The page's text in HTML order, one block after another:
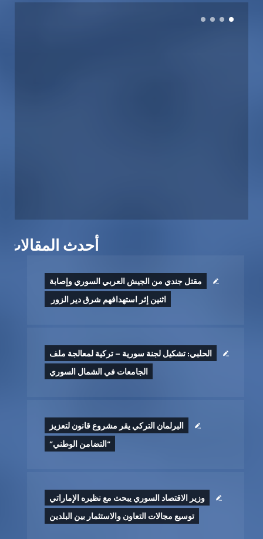
أحدث المقالات
مقتل جندي من الجيش العربي السوري وإصابة
اثنين إثر ‏استهدافهم شرق دير الزور ‏
الحلبي: تشكيل لجنة سورية – تركية لمعالجة ملف
الجامعات في الشمال السوري
البرلمان التركي يقر مشروع قانون لتعزيز
“التضامن الوطني”
وزير الاقتصاد السوري يبحث مع نظيره الإماراتي
توسيع مجالات التعاون والاستثمار بين البلدين